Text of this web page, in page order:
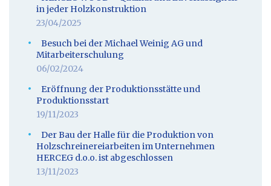
in jeder Holzkonstruktion
23/04/2025
Besuch bei der Michael Weinig AG und
Mitarbeiterschulung
06/02/2024
Eröffnung der Produktionsstätte und
Produktionsstart
19/11/2023
Der Bau der Halle für die Produktion von
Holzschreinereiarbeiten im Unternehmen
HERCEG d.o.o. ist abgeschlossen
13/11/2023